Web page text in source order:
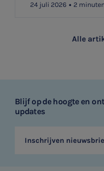
24 juli 2026 2
Alle
Blijf op de hoogte en
updates
Inschrijven